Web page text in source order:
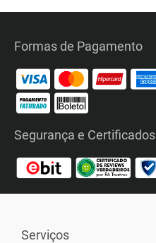
Formas de Pagamento
Segurança e Certificados
Serviços